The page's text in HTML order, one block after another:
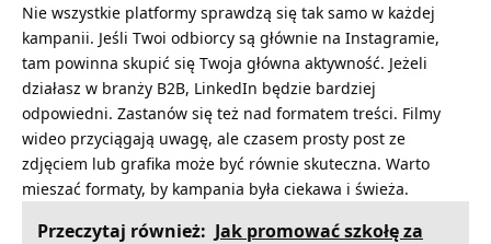
Nie wszystkie platformy sprawdzą się tak samo w każdej
kampanii. Jeśli Twoi odbiorcy są głównie na Instagramie,
tam powinna skupić się Twoja główna aktywność. Jeżeli
działasz w branży B2B, LinkedIn będzie bardziej
odpowiedni. Zastanów się też nad formatem treści. Filmy
wideo przyciągają uwagę, ale czasem prosty post ze
zdjęciem lub grafika może być równie skuteczna. Warto
mieszać formaty, by kampania była ciekawa i świeża.
Przeczytaj również: Jak promować szkołę za